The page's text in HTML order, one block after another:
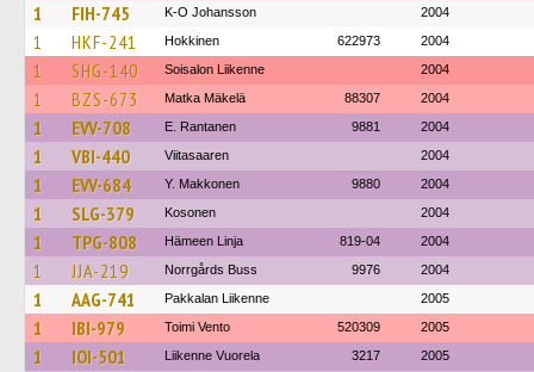
1 FIH-745 K-O Johansson 2004
1 HKF-241 Hokkinen 622973 2004
1 SHG-140 Soisalon Liikenne 2004
1 BZS-673 Matka Mäkelä 88307 2004
1 EVV-708 E. Rantanen 9881 2004
1 VBI-440 Viitasaaren 2004
1 EVV-684 Y. Makkonen 9880 2004
1 SLG-379 Kosonen 2004
1 TPG-808 Hämeen Linja 819-04 2004
1 JJA-219 Norrgårds Buss 9976 2004
1 AAG-741 Pakkalan Liikenne 2005
1 IBI-979 Toimi Vento 520309 2005
1 IOI-501 Liikenne Vuorela 3217 2005